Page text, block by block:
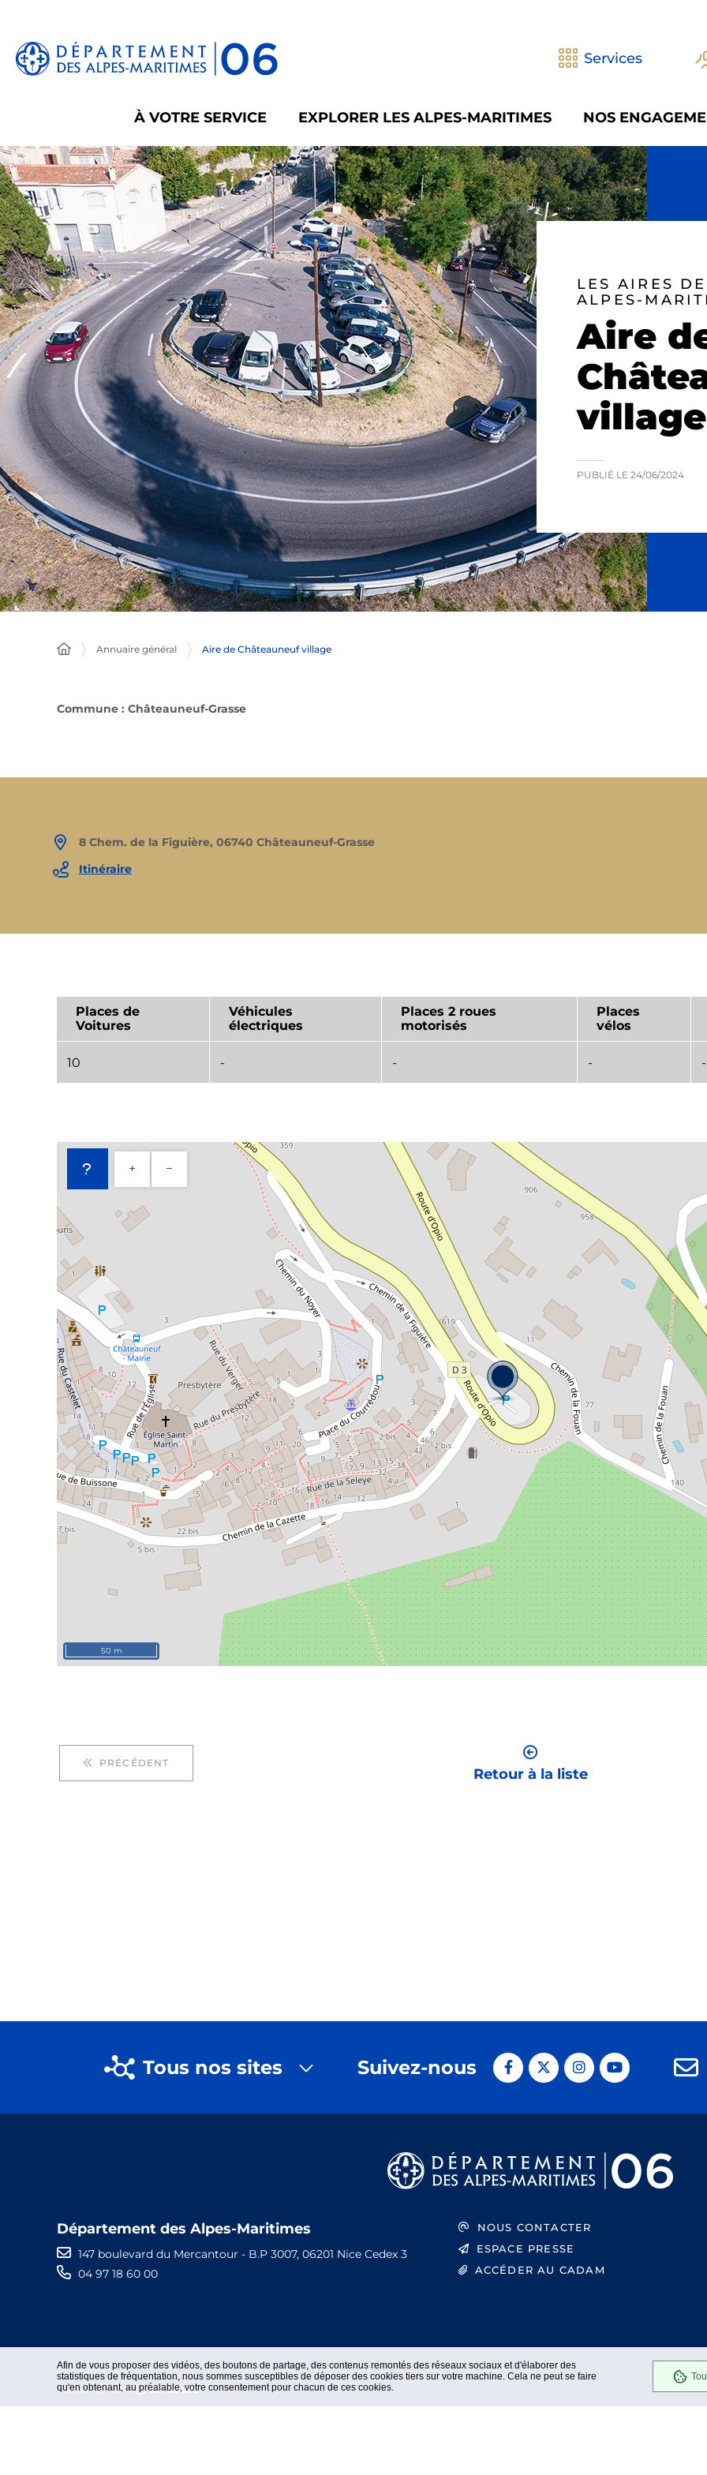
Afin de vous proposer des vidéos, des boutons de partage, des contenus remontés des réseaux sociaux et d'élaborer des
statistiques de fréquentation, nous sommes susceptibles de déposer des cookies tiers sur votre machine. Cela ne peut se faire
qu'en obtenant, au préalable, votre consentement pour chacun de ces cookies.
Services
À VOTRE SERVICE EXPLORER LES ALPES-MARITIMES NOS
LES AIRES
ALPES-
Aire
village
PUBLIÉ LE 24/06/2024
Annuaire général Aire de Châteauneuf village
Commune : Châteauneuf-Grasse
8 Chem. de la Figuière, 06740 Châteauneuf-Grasse
Itinéraire
Places de
Voitures
Véhicules
électriques
Places 2 roues
motorisés
Places
vélos
10 - - - -
+ −
50 m
PRÉCÉDENT
Retour à la liste
Tous nos sites Suivez-nous
Département des Alpes-Maritimes
147 boulevard du Mercantour - B.P 3007, 06201 Nice Cedex 3
04 97 18 60 00
NOUS CONTACTER
ESPACE PRESSE
ACCÉDER AU CADAM
Conformité RGAA En cours